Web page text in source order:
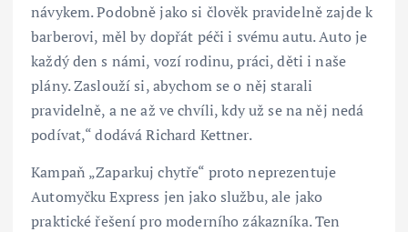
návykem. Podobně jako si člověk pravidelně zajde k
barberovi, měl by dopřát péči i svému autu. Auto je
každý den s námi, vozí rodinu, práci, děti i naše
plány. Zaslouží si, abychom se o něj starali
pravidelně, a ne až ve chvíli, kdy už se na něj nedá
podívat,“ dodává Richard Kettner.
Kampaň „Zaparkuj chytře“ proto neprezentuje
Automyčku Express jen jako službu, ale jako
praktické řešení pro moderního zákazníka. Ten